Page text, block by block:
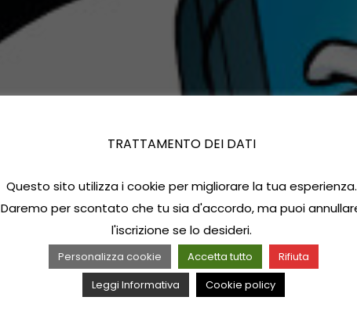
TRATTAMENTO DEI DATI
Questo sito utilizza i cookie per migliorare la tua esperienza.
Daremo per scontato che tu sia d'accordo, ma puoi
l'iscrizione se lo desideri.
Personalizza cookie Accetta tutto
Rifiuta
Leggi Informativa
Cookie policy